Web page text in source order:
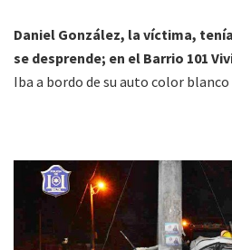
Daniel González, la víctima,
se desprende; en el Barrio 101
Iba a bordo de su auto color